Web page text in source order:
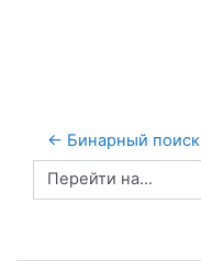
← Бинарный поиск
Перейти на...